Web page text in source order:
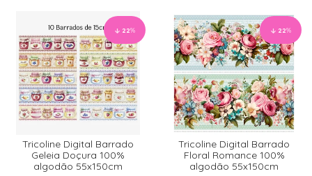
22%
Tricoline Digital Barrado
Geleia Doçura 100%
algodão 55x150cm
22%
Tricoline Digital Barrado
Floral Romance 100%
algodão 55x150cm